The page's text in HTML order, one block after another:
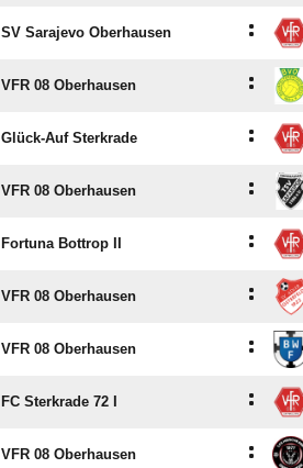
SV Sarajevo Oberhausen :
VFR 08 Oberhausen :
Glück-Auf Sterkrade :
VFR 08 Oberhausen :
Fortuna Bottrop II :
VFR 08 Oberhausen :
VFR 08 Oberhausen :
FC Sterkrade 72 I :
VFR 08 Oberhausen :